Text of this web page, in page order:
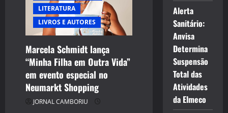
i
o
n
LITERATURA
LIVROS E AUTORES
Marcela Schmidt lança
“Minha Filha em Outra Vida”
em evento especial no
Neumarkt Shopping
JORNAL CAMBORIU
Alerta
Sanitário:
Anvisa
Determina
Suspensão
Total das
Atividades
da Elmeco